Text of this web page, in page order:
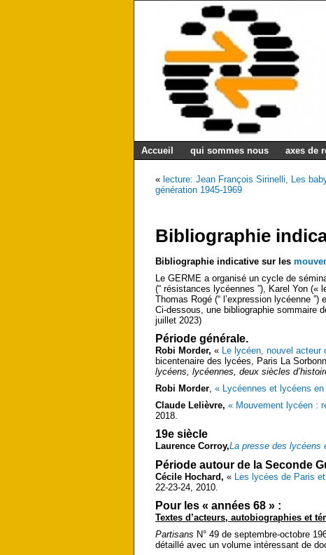
Accueil qui sommes nous axes de
« lecture: Jean François Sirinelli, Les
génération 1945-1969
Bibliographie
Bibliographie indicative sur les
Le GERME a organisé un cycle de
(“ résistances lycéennes ”), Karel Yon («
Thomas Rogé (“ l’expression lycéenne
Ci-dessous, une bibliographie sommaire
juillet 2023)
Période générale.
Robi Morder, « Le lycéen, nouvel
bicentenaire des lycées, Paris La
lycéens, lycéennes, deux siècles
Robi Morder, « Lycéennes et lycéens en
Claude Lelièvre, « Mouvement lycéen :
2018.
19e siècle
Laurence Corroy,La presse des lycéens
Période autour de la Seconde
Cécile Hochard, « Les lycées de Paris
22-23-24, 2010.
Pour les « années 68 » :
Textes d’acteurs, autobiographies et
Partisans N° 49 de septembre-octobre
détaillé avec un volume intéressant de